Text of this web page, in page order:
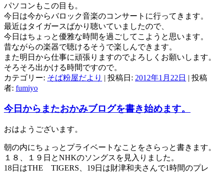
パソコンもこの目も。
今日は今からバロック音楽のコンサートに行ってきます。
最近はタイガースばかり聴いていましたので、
今日はちょっと優雅な時間を過ごしてこようと思います。
昔ながらの楽器で聴けるそうで楽しんできます。
また明日から仕事に頑張りますのでよろしくお願いします。
そろそろ出かける時間ですので。
カテゴリー: そば粉屋だより | 投稿日: 2012年1月22日 | 投稿
者: fumiyo
今日からまたおかみブログを書き始めます。
おはようございます。
朝の内にちょっとプライベートなことをさらっと書きます。
１８、１９日とNHKのソングスを見入りました。
18日はTHE TIGERS、19日は財津和夫さんで1時間のプレ